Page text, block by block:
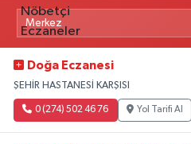
Doğa Eczanesi
ŞEHİR HASTANESİ KARŞISI
0 (274) 502 46 76 Yol Tarifi Al